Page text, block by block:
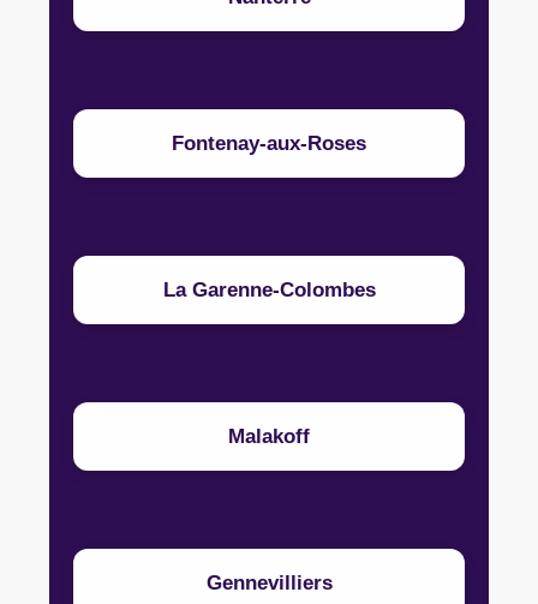
Fontenay-aux-Roses
La Garenne-Colombes
Malakoff
Gennevilliers